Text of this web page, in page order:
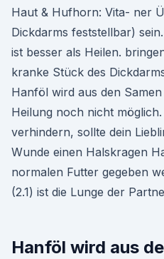
Haut & Hufhorn: Vita- ner
Dickdarms feststellbar)
ist besser als Heilen.
kranke Stück des
Hanföl wird aus den
Heilung noch nicht
verhindern, sollte dein
Wunde einen Halskragen
normalen Futter gegeben
(2.1) ist die Lunge der
Hanföl wird aus